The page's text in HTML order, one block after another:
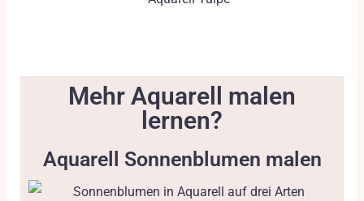
Mehr Aquarell malen
lernen?
Aquarell Sonnenblumen malen